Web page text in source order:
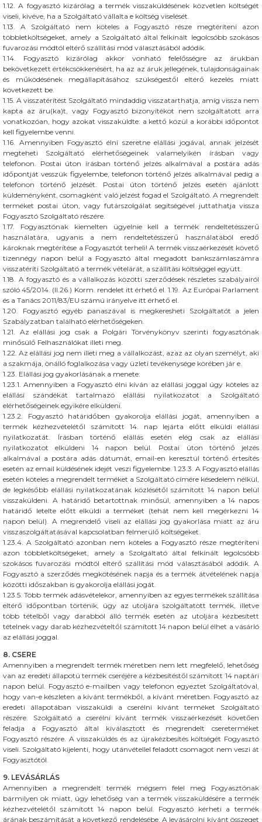
1.12. A fogyasztó kizárólag a termék visszaküldésének közvetlen költségét
viseli, kivéve, ha a Szolgáltató vállalta e költség viselését.
1.13. A Szolgáltató nem köteles a Fogyasztó része megtéríteni azon
többletköltségeket, amely a Szolgáltató által felkínált legolcsóbb szokásos
fuvarozási módtól eltérő szállítási mód választásából adódik.
1.14. Fogyasztó kizárólag akkor vonható felelősségre az árukban
bekövetkezett értékcsökkenésért, ha az az áruk jellegének, tulajdonságainak
és működésének megállapításához szükségestől eltérő kezelés miatt
következett be.
1.15. A visszatérítést Szolgáltató mindaddig visszatarthatja, amíg vissza nem
kapta az áru(ka)t, vagy Fogyasztó bizonyítékot nem szolgáltatott arra
vonatkozóan, hogy azokat visszaküldte: a kettő közül a korábbi időpontot
kell figyelembe venni.
1.16. Amennyiben Fogyasztó élni szeretne elállási jogával, annak jelzését
megteheti Szolgáltató elérhetőségeinek valamelyikén írásban vagy
telefonon. Postai úton írásban történő jelzés alkalmával a postára adás
időpontját vesszük figyelembe, telefonon történő jelzés alkalmával pedig a
telefonon történő jelzését. Postai úton történő jelzés esetén ajánlott
küldeményként, csomagként való jelzést fogad el Szolgáltató. A megrendelt
terméket postai úton, vagy futárszolgálat segítségével juttathatja vissza
Fogyasztó Szolgáltató részére.
1.17. Fogyasztónak kiemelten ügyelnie kell a termék rendeltetésszerű
használatára, ugyanis a nem rendeltetésszerű használatából eredő
károknak megtérítése a Fogyasztót terheli! A termék visszaérkezését követő
tizennégy napon belül a Fogyasztó által megadott bankszámlaszámra
visszatéríti Szolgáltató a termék vételárát, a szállítási költséggel együtt.
1.18. A fogyasztó és a vállalkozás közötti szerződések részletes szabályairól
szóló 45/2014. (II.26.) Korm. rendelet itt érhető el. 1.19. Az Európai Parlament
és a Tanács 2011/83/EU számú irányelve itt érhető el.
1.20. Fogyasztó egyéb panaszával is megkeresheti Szolgáltatót a jelen
Szabályzatban található elérhetőségeken.
1.21. Az elállási jog csak a Polgári Törvénykönyv szerinti fogyasztónak
minősülő Felhasználókat illeti meg.
1.22. Az elállási jog nem illeti meg a vállalkozást, azaz az olyan személyt, aki
a szakmája, önálló foglalkozása vagy üzleti tevékenysége körében jár e.
1.23. Elállási jog gyakorlásának a menete:
1.23.1. Amennyiben a Fogyasztó élni kíván az elállási joggal úgy köteles az
elállási szándékát tartalmazó elállási nyilatkozatot a Szolgáltató
elérhetőségeinek egyikére elküldeni.
1.23.2. Fogyasztó határidőben gyakorolja elállási jogát, amennyiben a
termék kézhezvételétől számított 14. nap lejárta előtt elküldi elállási
nyilatkozatát. Írásban történő elállás esetén elég csak az elállási
nyilatkozatot elküldeni 14 napon belül. Postai úton történő jelzés
alkalmával a postára adás dátumát, email-en keresztül történő értesítés
esetén az email küldésének idejét veszi figyelembe. 1.23.3. A Fogyasztó elállás
esetén köteles a megrendelt terméket a Szolgáltató címére késedelem nélkül,
de legkésőbb elállási nyilatkozatának közlésétől számított 14 napon belül
visszaküldeni. A határidő betartottnak minősül, amennyiben a 14 napos
határidő letelte előtt elküldi a terméket (tehát nem kell megérkezni 14
napon belül). A megrendelő viseli az elállási jog gyakorlása miatt az áru
visszaszolgáltatásával kapcsolatban felmerülő költségeket.
1.23.4. A Szolgáltató azonban nem köteles a Fogyasztó része megtéríteni
azon többletköltségeket, amely a Szolgáltató által felkínált legolcsóbb
szokásos fuvarozási módtól eltérő szállítási mód választásából adódik. A
Fogyasztó a szerződés megkötésének napja és a termék átvételének napja
közötti időszakban is gyakorolja elállási jogát.
1.23.5. Több termék adásvételekor, amennyiben az egyes termékek szállítása
eltérő időpontban történik, úgy az utoljára szolgáltatott termék, illetve
több tételből vagy darabból álló termék esetén az utoljára kézbesített
tételnek vagy darab kézhezvételtől számított 14 napon belül élhet a vásárló
az elállási joggal.
8. CSERE
Amennyiben a megrendelt termék méretben nem lett megfelelő, lehetőség
van az eredeti állapotú termék cseréjére a kézbesítéstől számított 14 naptári
napon belül. Fogyasztó e-mailben vagy telefonon egyeztet Szolgáltatóval,
hogy van-e készleten a kívánt termékből, a kívánt méretben. Fogyasztó az
eredeti állapotában visszaküldi a cserélni kívánt terméket Szolgáltató
részére. Szolgáltató a cserélni kívánt termék visszaérkezését követően
feladja a Fogyasztó által kiválasztott és megrendelt csereterméket
Fogyasztó részére. A visszaküldés és az újrakézbesítés költségét Fogyasztó
viseli. Szolgáltató kijelenti, hogy utánvétellel feladott csomagot nem veszi át
Fogyasztótól.
9. LEVÁSÁRLÁS
Amennyiben a megrendelt termék mégsem felel meg Fogyasztónak
bármilyen ok miatt, úgy lehetőség van a termék visszaküldésére a termék
kézhezvételétől számított 14 napon belül. Fogyasztó kérheti a termék
árának beszámítását a következő rendelésébe. A levásárolni kívánt összeget